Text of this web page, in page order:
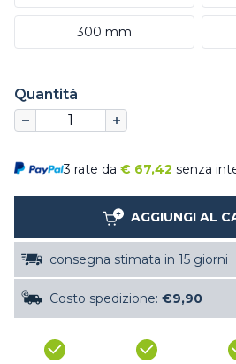
300 mm
Quantità
3 rate da € 67,42 senza
AGGIUNGI AL
consegna stimata in 15 giorni
Costo spedizione: €9,90